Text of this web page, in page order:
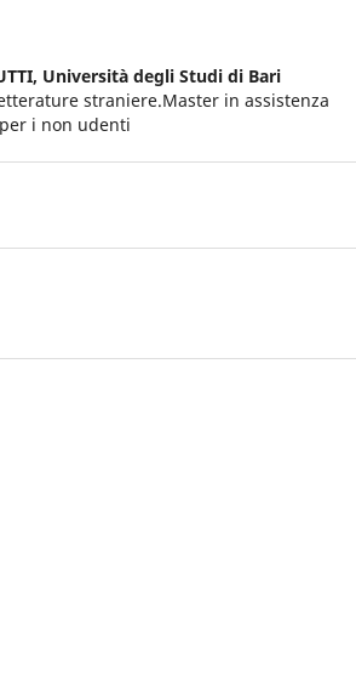
Università degli Studi di Bari
straniere.Master in assistenza
i non udenti